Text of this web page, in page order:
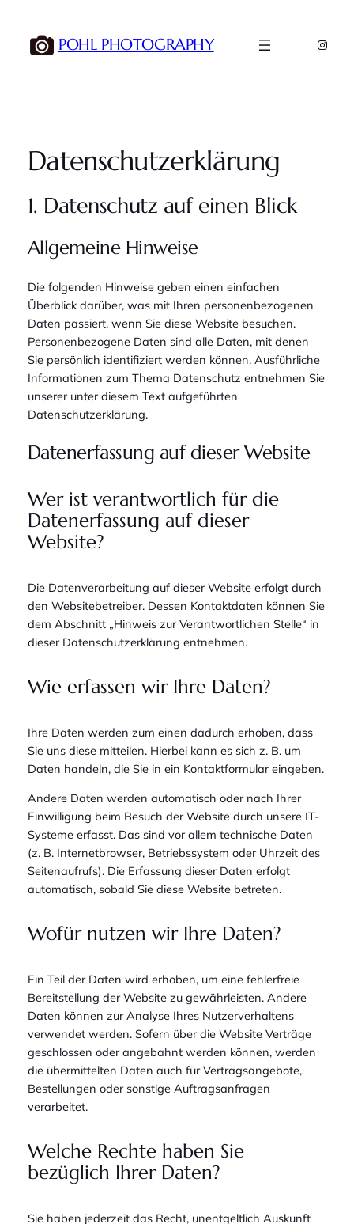
springen POHL PHOTOGRAPHY
Datenschutz­erklärung
1. Datenschutz auf einen Blick
Allgemeine Hinweise
Die folgenden Hinweise geben einen einfachen
Überblick darüber, was mit Ihren personenbezogenen
Daten passiert, wenn Sie diese Website besuchen.
Personenbezogene Daten sind alle Daten, mit denen
Sie persönlich identifiziert werden können. Ausführliche
Informationen zum Thema Datenschutz entnehmen Sie
unserer unter diesem Text aufgeführten
Datenschutzerklärung.
Datenerfassung auf dieser Website
Wer ist verantwortlich für die
Datenerfassung auf dieser
Website?
Die Datenverarbeitung auf dieser Website erfolgt durch
den Websitebetreiber. Dessen Kontaktdaten können Sie
dem Abschnitt „Hinweis zur Verantwortlichen Stelle“ in
dieser Datenschutzerklärung entnehmen.
Wie erfassen wir Ihre Daten?
Ihre Daten werden zum einen dadurch erhoben, dass
Sie uns diese mitteilen. Hierbei kann es sich z. B. um
Daten handeln, die Sie in ein Kontaktformular eingeben.
Andere Daten werden automatisch oder nach Ihrer
Einwilligung beim Besuch der Website durch unsere IT-
Systeme erfasst. Das sind vor allem technische Daten
(z. B. Internetbrowser, Betriebssystem oder Uhrzeit des
Seitenaufrufs). Die Erfassung dieser Daten erfolgt
automatisch, sobald Sie diese Website betreten.
Wofür nutzen wir Ihre Daten?
Ein Teil der Daten wird erhoben, um eine fehlerfreie
Bereitstellung der Website zu gewährleisten. Andere
Daten können zur Analyse Ihres Nutzerverhaltens
verwendet werden. Sofern über die Website Verträge
geschlossen oder angebahnt werden können, werden
die übermittelten Daten auch für Vertragsangebote,
Bestellungen oder sonstige Auftragsanfragen
verarbeitet.
Welche Rechte haben Sie
bezüglich Ihrer Daten?
Sie haben jederzeit das Recht, unentgeltlich Auskunft